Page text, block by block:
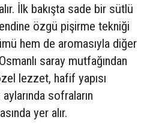
İlk bakışta sade bir sütlü
özgü pişirme tekniği
hem de aromasıyla diğer
saray mutfağından
lezzet, hafif yapısı
sofraların
yer alır.